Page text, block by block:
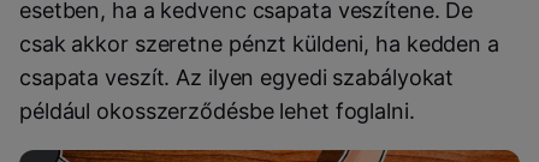
esetben, ha a kedvenc csapata veszítene. De
csak akkor szeretne pénzt küldeni, ha kedden a
csapata veszít. Az ilyen egyedi szabályokat
például okosszerződésbe lehet foglalni.